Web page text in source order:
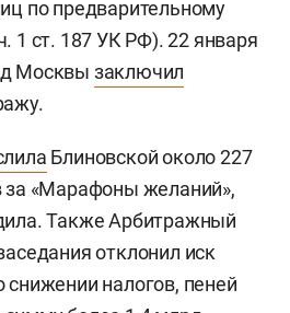
по предварительному
1 ст. 187 УК РФ). 22 января
Москвы заключил
Блиновской около 227
за «Марафоны желаний»,
Также Арбитражный
отклонил иск
налогов, пеней